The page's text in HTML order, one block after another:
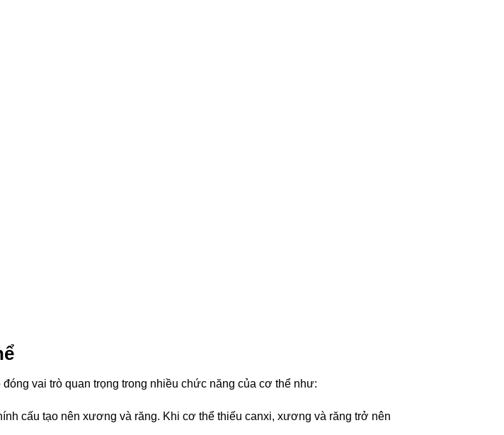
vai trò quan trọng trong nhiều chức năng của cơ thể như:
cấu tạo nên xương và răng. Khi cơ thể thiếu canxi, xương và răng trở nên